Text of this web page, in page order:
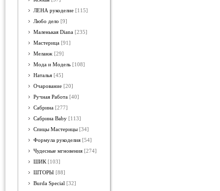
ЛЕНА рукоделие [115]
Любо дело [9]
Маленькая Diana [235]
Мастерица [91]
Меланж [29]
Мода и Модель [108]
Наталья [45]
Очарование [20]
Ручная Работа [40]
Сабрина [277]
Сабрина Baby [113]
Спицы Мастерицы [34]
Формула рукоделия [54]
Чудесные мгновения [274]
ШИК [103]
ШТОРЫ [88]
Burda Special [32]